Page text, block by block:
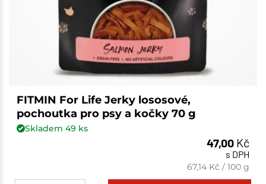
FITMIN For Life Jerky lososové,
pochoutka pro psy a kočky 70 g
Skladem 49 ks
47,00 Kč
s DPH
67,14 Kč /100 g